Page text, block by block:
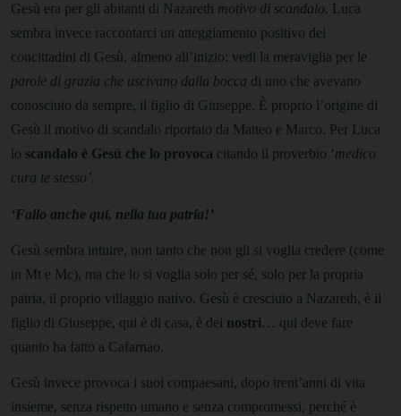
Gesù era per gli abitanti di Nazareth motivo di scandalo. Luca
sembra invece raccontarci un atteggiamento positivo dei
concittadini di Gesù, almeno all’inizio: vedi la meraviglia per le
parole di grazia che uscivano dalla bocca di uno che avevano
conosciuto da sempre, il figlio di Giuseppe. È proprio l’origine di
Gesù il motivo di scandalo riportato da Matteo e Marco. Per Luca
lo scandalo è Gesù che lo provoca citando il proverbio ‘medico
cura te stesso’.
‘Fallo anche qui, nella tua patria!’
Gesù sembra intuire, non tanto che non gli si voglia credere (come
in Mt e Mc), ma che lo si voglia solo per sé, solo per la propria
patria, il proprio villaggio nativo. Gesù è cresciuto a Nazareth, è il
figlio di Giuseppe, qui è di casa, è dei nostri… qui deve fare
quanto ha fatto a Cafarnao.
Gesù invece provoca i suoi compaesani, dopo trent’anni di vita
insieme, senza rispetto umano e senza compromessi, perché è